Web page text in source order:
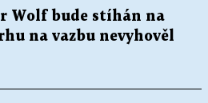
Wolf bude stíhán na
na vazbu nevyhověl